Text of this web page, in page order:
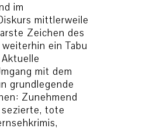
im
mittlerweile
Zeichen des
ein Tabu
mit dem
grundlegende
Zunehmend
tote